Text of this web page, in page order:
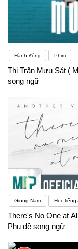
Hành động Phim
Thị Trấn Mưu Sát (
song ngữ
Giọng Nam Học tiếng
There's No One at
Phụ đề song ngữ